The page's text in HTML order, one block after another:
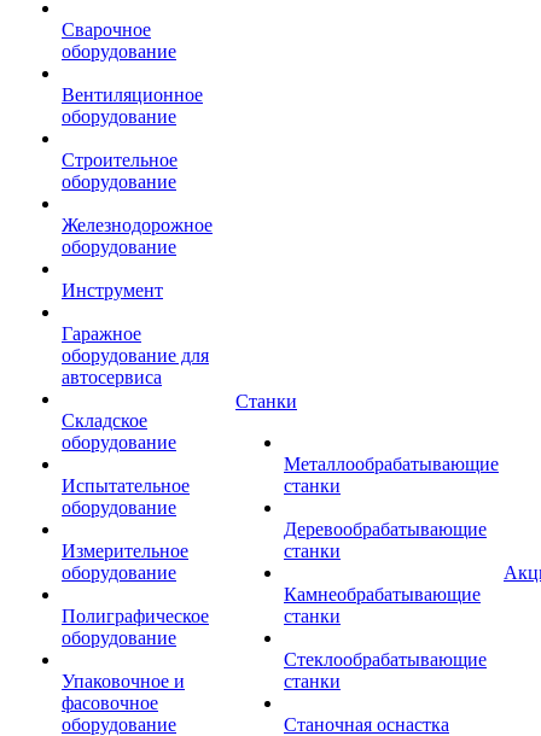
Сварочное
оборудование
Вентиляционное
оборудование
Строительное
оборудование
Железнодорожное
оборудование
Инструмент
Гаражное
оборудование для
автосервиса
Складское
оборудование
Испытательное
оборудование
Измерительное
оборудование
Полиграфическое
оборудование
Упаковочное и
фасовочное
оборудование
Станки
Металлообрабатывающие
станки
Деревообрабатывающие
станки
Камнеобрабатывающие
станки
Стеклообрабатывающие
станки
Станочная оснастка